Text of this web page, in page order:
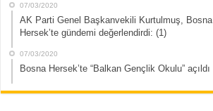
07/03/2020
AK Parti Genel Başkanvekili Kurtulmuş, Bosna
Hersek’te gündemi değerlendirdi: (1)
07/03/2020
Bosna Hersek’te “Balkan Gençlik Okulu” açıldı